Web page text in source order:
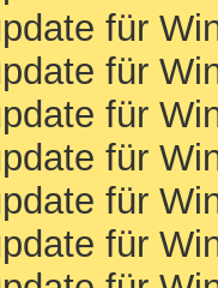
für
für
für
für
für
für